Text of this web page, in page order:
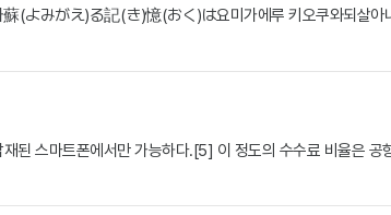
(よみがえ)る記(き)憶(おく)は요미가에루 키오쿠와되살
스마트폰에서만 가능하다.[5] 이 정도의 수수료 비율은